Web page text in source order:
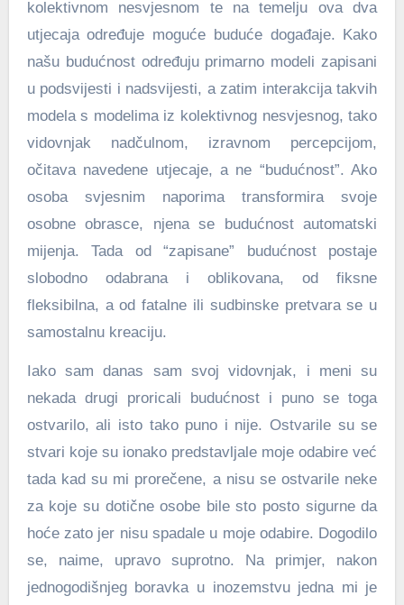
kolektivnom nesvjesnom te na temelju ova dva
utjecaja određuje moguće buduće događaje. Kako
našu budućnost određuju primarno modeli zapisani
u podsvijesti i nadsvijesti, a zatim interakcija takvih
modela s modelima iz kolektivnog nesvjesnog, tako
vidovnjak nadčulnom, izravnom percepcijom,
očitava navedene utjecaje, a ne “budućnost”. Ako
osoba svjesnim naporima transformira svoje
osobne obrasce, njena se budućnost automatski
mijenja. Tada od “zapisane” budućnost postaje
slobodno odabrana i oblikovana, od fiksne
fleksibilna, a od fatalne ili sudbinske pretvara se u
samostalnu kreaciju.
Iako sam danas sam svoj vidovnjak, i meni su
nekada drugi proricali budućnost i puno se toga
ostvarilo, ali isto tako puno i nije. Ostvarile su se
stvari koje su ionako predstavljale moje odabire već
tada kad su mi prorečene, a nisu se ostvarile neke
za koje su dotične osobe bile sto posto sigurne da
hoće zato jer nisu spadale u moje odabire. Dogodilo
se, naime, upravo suprotno. Na primjer, nakon
jednogodišnjeg boravka u inozemstvu jedna mi je